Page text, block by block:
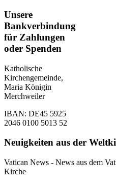
Unsere
Bankverbindung
für Zahlungen
oder Spenden
Katholische
Kirchengemeinde,
Maria Königin
Merchweiler
IBAN: DE45 5925
2046 0100 5013 52
Neuigkeiten aus der
Vatican News - News aus dem
Kirche